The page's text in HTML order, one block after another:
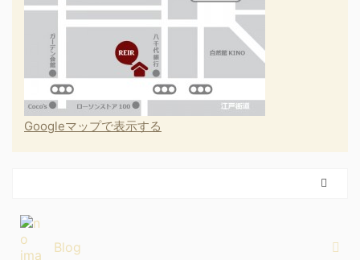
Googleマップで表示する
Blog